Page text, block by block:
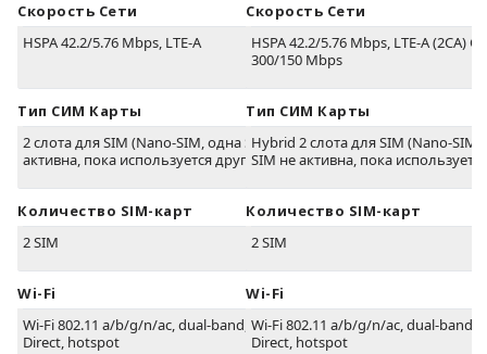
Скорость Сети
HSPA 42.2/5.76 Mbps, LTE-A
Тип СИМ Карты
2 слота для SIM (Nano-SIM, одна SIM не
активна, пока используется другая)
Количество SIM-карт
2 SIM
Wi-Fi
Wi-Fi 802.11 a/b/g/n/ac, dual-band, Wi-Fi
Direct, hotspot
Скорость Сети
HSPA 42.2/5.76 Mbps, LTE-A (2CA)
300/150 Mbps
Тип СИМ Карты
Hybrid 2 слота для SIM (Nano-SIM,
SIM не активна, пока
Количество SIM-карт
2 SIM
Wi-Fi
Wi-Fi 802.11 a/b/g/n/ac, dual-band,
Direct, hotspot